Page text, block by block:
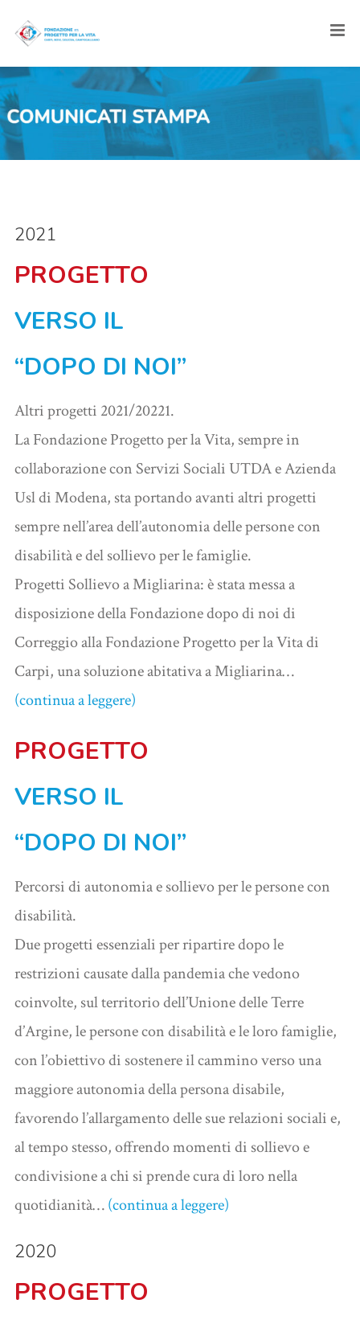
2021
PROGETTO
VERSO IL
“DOPO DI NOI”
Altri progetti 2021/20221.
La Fondazione Progetto per la Vita, sempre in
collaborazione con Servizi Sociali UTDA e Azienda
Usl di Modena, sta portando avanti altri progetti
sempre nell’area dell’autonomia delle persone con
disabilità e del sollievo per le famiglie.
Progetti Sollievo a Migliarina: è stata messa a
disposizione della Fondazione dopo di noi di
Correggio alla Fondazione Progetto per la Vita di
Carpi, una soluzione abitativa a Migliarina…
(continua a leggere)
PROGETTO
VERSO IL
“DOPO DI NOI”
Percorsi di autonomia e sollievo per le persone con
disabilità.
Due progetti essenziali per ripartire dopo le
restrizioni causate dalla pandemia che vedono
coinvolte, sul territorio dell’Unione delle Terre
d’Argine, le persone con disabilità e le loro famiglie,
con l’obiettivo di sostenere il cammino verso una
maggiore autonomia della persona disabile,
favorendo l’allargamento delle sue relazioni sociali e,
al tempo stesso, offrendo momenti di sollievo e
condivisione a chi si prende cura di loro nella
quotidianità…(continua a leggere)
2020
PROGETTO